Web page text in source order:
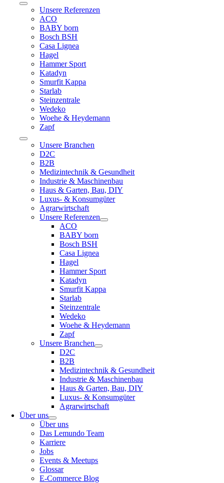
Toggle
Navigation
Unsere Referenzen
ACO
BABY born
Bosch BSH
Casa Lignea
Hagel
Hammer Sport
Katadyn
Smurfit Kappa
Starlab
Steinzentrale
Wedeko
Woehe & Heydemann
Zapf
Toggle
Navigation
Unsere Branchen
D2C
B2B
Medizintechnik & Gesundheit
Industrie & Maschinenbau
Haus & Garten, Bau, DIY
Luxus- & Konsumgüter
Agrarwirtschaft
Unsere Referenzen
ACO
BABY born
Bosch BSH
Casa Lignea
Hagel
Hammer Sport
Katadyn
Smurfit Kappa
Starlab
Steinzentrale
Wedeko
Woehe & Heydemann
Zapf
Unsere Branchen
D2C
B2B
Medizintechnik & Gesundheit
Industrie & Maschinenbau
Haus & Garten, Bau, DIY
Luxus- & Konsumgüter
Agrarwirtschaft
Über uns
Über uns
Das Lemundo Team
Karriere
Jobs
Events & Meetups
Glossar
E-Commerce Blog